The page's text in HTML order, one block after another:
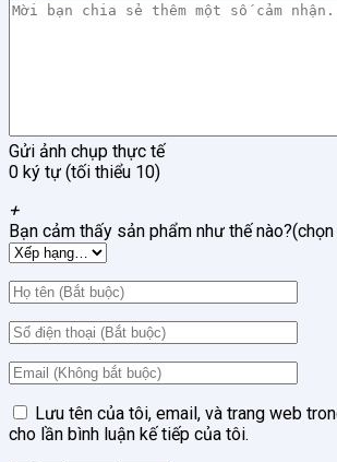
Gửi ảnh chụp thực tế
0 ký tự (tối thiểu 10)
+
Bạn cảm thấy sản phẩm như thế nào?(chọn
Lưu tên của tôi, email, và trang web
cho lần bình luận kế tiếp của tôi.